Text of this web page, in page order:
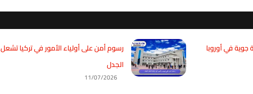
20 ألف رحلة جوية في أوروبا
رسوم أمن على أولياء الأمور في تركيا تشعل
الجدل
11/07/2026